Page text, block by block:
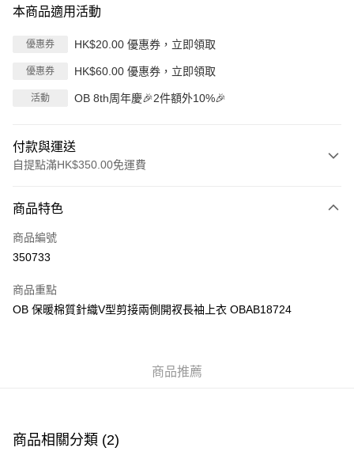
本商品適用活動
優惠券 HK$20.00 優惠券，立即領取
優惠券 HK$60.00 優惠券，立即領取
活動 OB 8th周年慶🎉2件額外10%🎉
付款與運送
自提點滿HK$350.00免運費
信用卡
Apple Pay
PayMe
付款後順豐站及營業點
商品特色
商品編號
350733
商品重點
OB 保暖棉質針織V型剪接兩側開衩長袖上衣 OBAB18724
商品推薦
商品相關分類 (2)